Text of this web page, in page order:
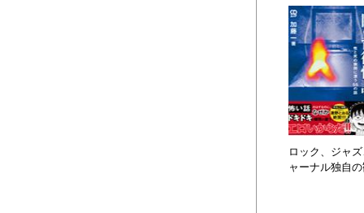
ロック、ジャ
ャーナル独自